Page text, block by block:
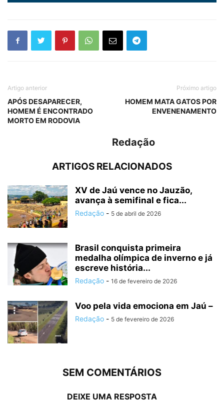
Artigo anterior
APÓS DESAPARECER,
HOMEM É ENCONTRADO
MORTO EM RODOVIA
Próximo artigo
HOMEM MATA GATOS POR
ENVENENAMENTO
Redação
ARTIGOS RELACIONADOS
XV de Jaú vence no Jauzão,
avança à semifinal e fica...
Redação - 5 de abril de 2026
Brasil conquista primeira
medalha olímpica de inverno e já
escreve história...
Redação - 16 de fevereiro de 2026
Voo pela vida emociona em Jaú –
Redação - 5 de fevereiro de 2026
SEM COMENTÁRIOS
DEIXE UMA RESPOSTA